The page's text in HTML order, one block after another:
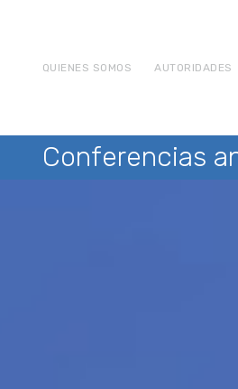
QUIENES SOMOS AUTORIDADES
Conferencias